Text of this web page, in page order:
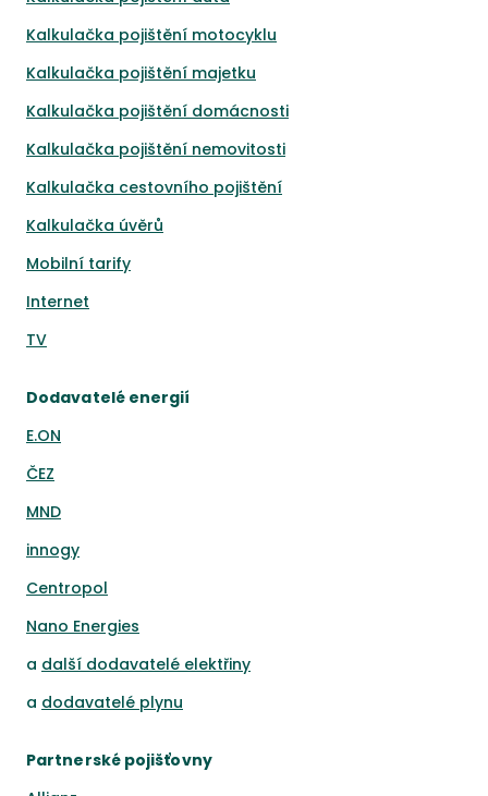
Kalkulačka pojištění motocyklu
Kalkulačka pojištění majetku
Kalkulačka pojištění domácnosti
Kalkulačka pojištění nemovitosti
Kalkulačka cestovního pojištění
Kalkulačka úvěrů
Mobilní tarify
Internet
TV
Dodavatelé energií
E.ON
ČEZ
MND
innogy
Centropol
Nano Energies
a další dodavatelé elektřiny
a dodavatelé plynu
Partnerské pojišťovny